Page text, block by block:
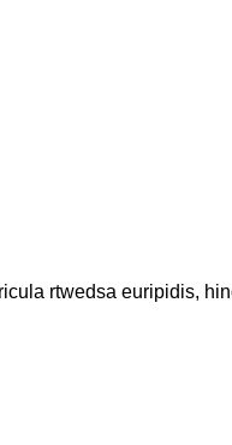
rtwedsa euripidis,